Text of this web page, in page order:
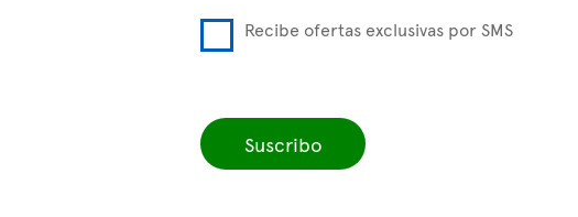
Recibe ofertas exclusivas por SMS
Suscribo